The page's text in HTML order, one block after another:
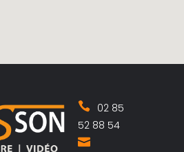
02 85
52 88 54